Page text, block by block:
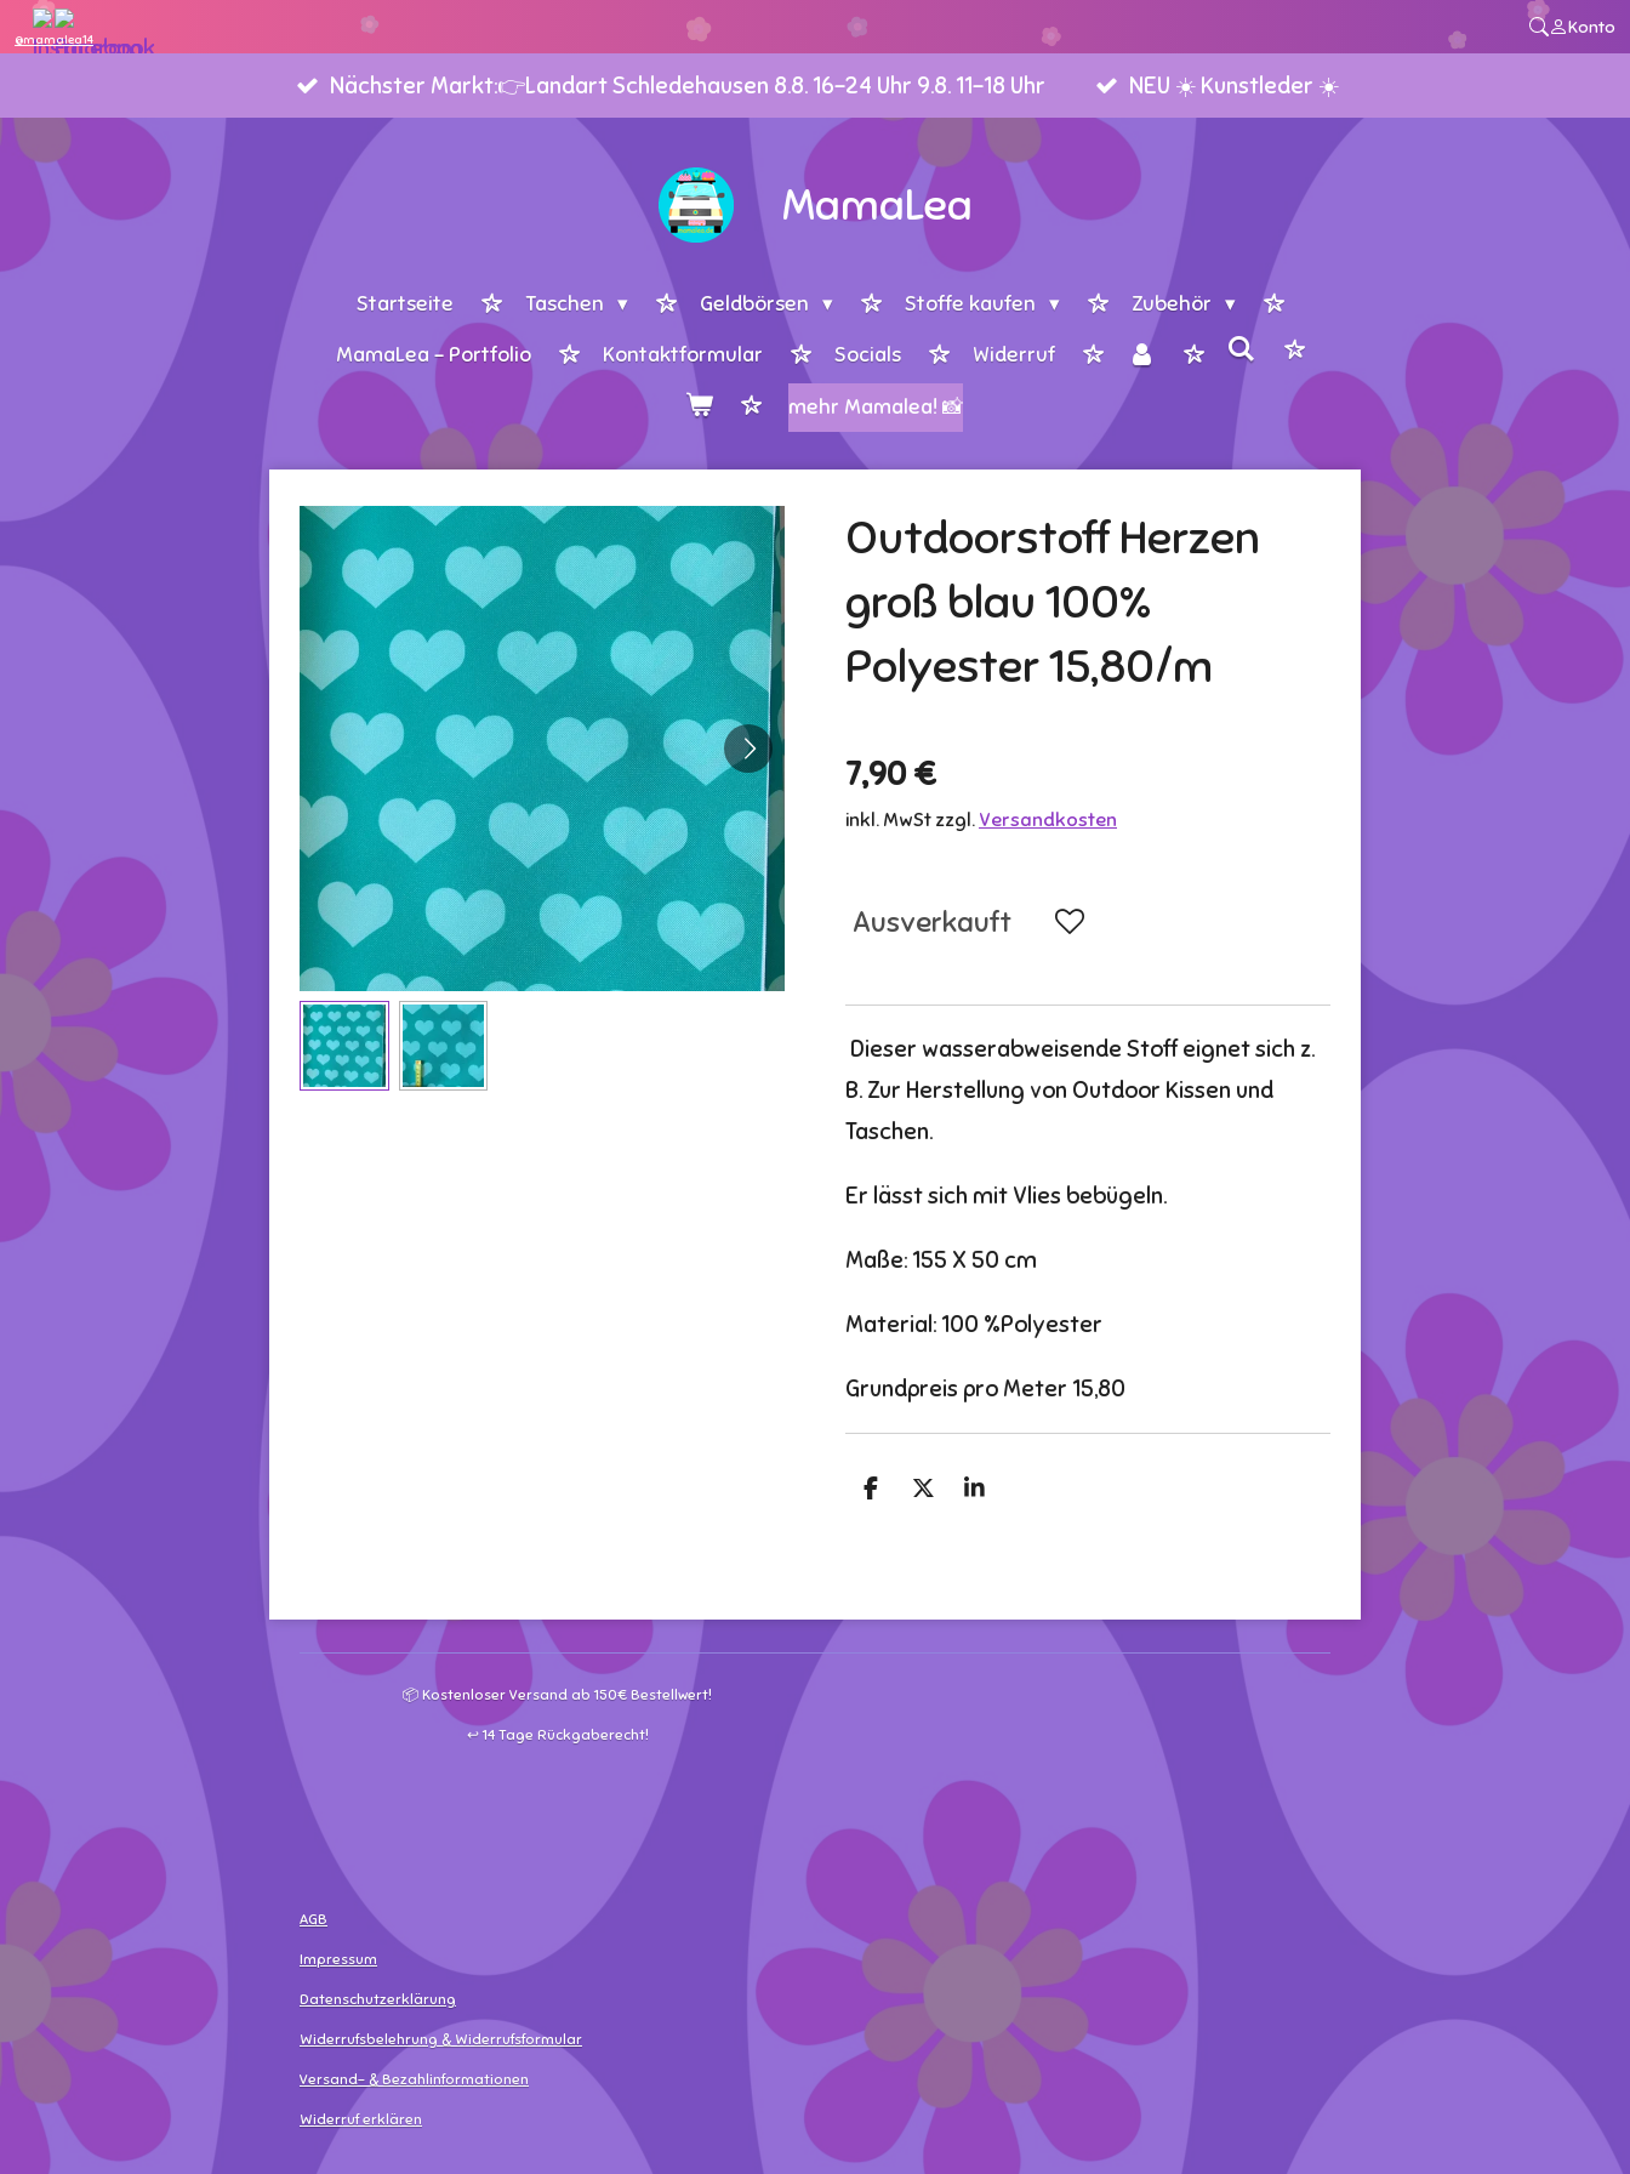
@mamalea14
Konto
Zum
springen
Nächster Markt:👉Landart Schledehausen 8.8. 16-24 Uhr 9.8. 11-18 Uhr NEU ☀️ Kunstleder ☀️
MamaLea
Startseite Taschen Geldbörsen Stoffe kaufen
Zubehör
MamaLea - Portfolio
Kontaktformular Socials Widerruf
mehr Mamalea! 📸
Outdoorstoff Herzen
groß blau 100%
Polyester 15,80/m
7,90 €
inkl. MwSt zzgl. Versandkosten
Ausverkauft
Dieser wasserabweisende Stoff eignet sich z.
B. Zur Herstellung von Outdoor Kissen und
Taschen.
Er lässt sich mit Vlies bebügeln.
Maße: 155 X 50 cm
Material: 100 %Polyester
Grundpreis pro Meter 15,80
T
T
T
📦 Kostenloser Versand ab 150€ Bestellwert!
↩️ 14 Tage Rückgaberecht!
AGB
Impressum
Datenschutzerklärung
Widerrufsbelehrung & Widerrufsformular
Versand- & Bezahlinformationen
Widerruf erklären